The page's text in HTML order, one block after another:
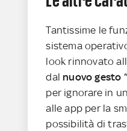
Tantissime le
sistema
look rinnovato
dal nuovo gesto
per ignorare in
alle app per la
possibilità di